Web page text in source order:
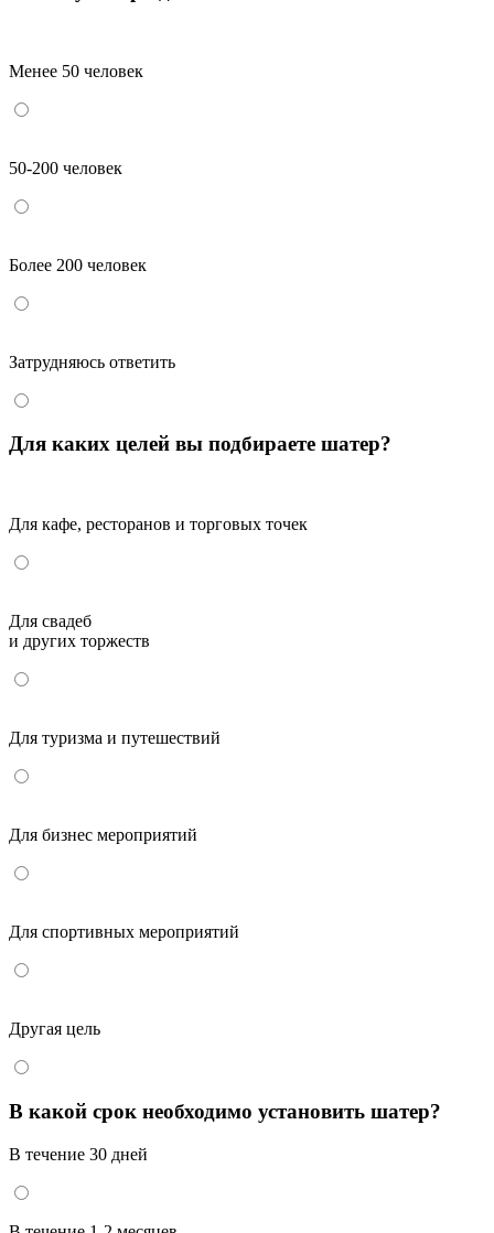
Менее 50 человек
50-200 человек
Более 200 человек
Затрудняюсь ответить
Для каких целей вы подбираете шатер?
Для кафе, ресторанов и торговых точек
Для свадеб
и других торжеств
Для туризма и путешествий
Для бизнес мероприятий
Для спортивных мероприятий
Другая цель
В какой срок необходимо установить шатер?
В течение 30 дней